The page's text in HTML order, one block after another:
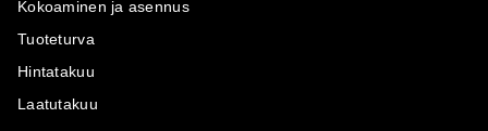
Kokoaminen ja asennus
Tuoteturva
Hintatakuu
Laatutakuu